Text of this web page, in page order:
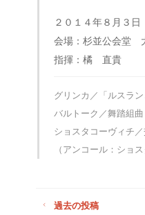
２０１４年８月３日
会場：杉並公会堂
指揮：橘 直貴
グリンカ／「ルスラ
バルトーク／舞踏組曲
ショスタコーヴィチ
（アンコール：ショ
過去の投稿